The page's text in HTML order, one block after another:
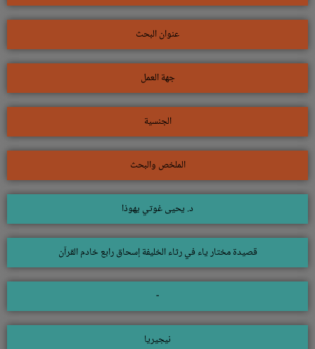
عنوان البحث
جهة العمل
الجنسية
الملخص والبحث
د. يحيى غوتي يهوذا
قصيدة مختار ياء في رثاء الخليفة إسحاق رابع خادم القرآن
-
نيجيريا